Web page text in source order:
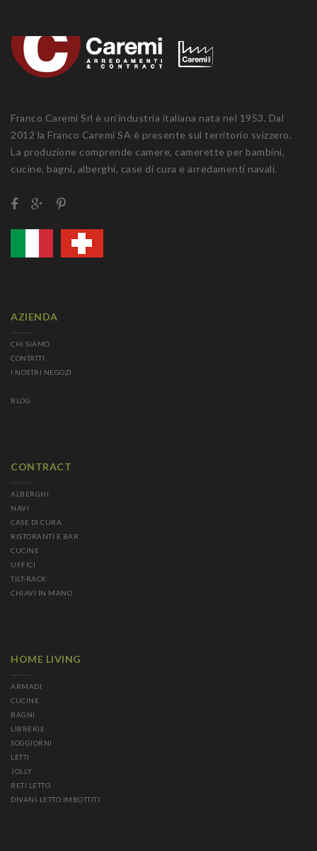
Franco Caremi Srl è un’industria italiana nata nel 1953. Dal
2012 la Franco Caremi SA è presente sul territorio svizzero.
La produzione comprende camere, camerette per bambini,
cucine, bagni, alberghi, case di cura e arredamenti navali.
AZIENDA
CHI SIAMO
CONTATTI
I NOSTRI NEGOZI
BLOG
CONTRACT
ALBERGHI
NAVI
CASE DI CURA
RISTORANTI E BAR
CUCINE
UFFICI
TILT-RACK
CHIAVI IN MANO
HOME LIVING
ARMADI
CUCINE
BAGNI
LIBRERIE
SOGGIORNI
LETTI
JOLLY
RETI LETTO
DIVANI-LETTO IMBOTTITI